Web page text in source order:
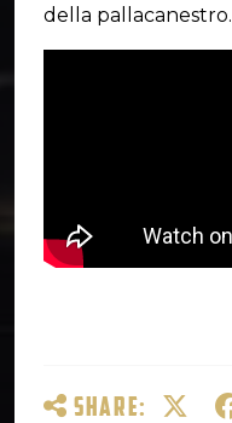
della pallacanestro.
SHARE: